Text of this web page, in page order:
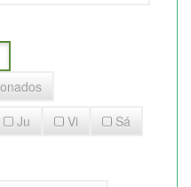
Ju Vi
Sá